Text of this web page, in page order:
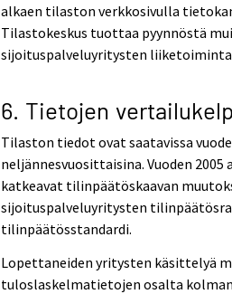
alkaen tilaston verkkosivulla
Tilastokeskus tuottaa pyynnöstä
sijoituspalveluyritysten
6. Tietojen
Tilaston tiedot ovat saatavissa
neljännesvuosittaisina. Vuoden
katkeavat tilinpäätöskaavan
sijoituspalveluyritysten
tilinpäätösstandardi.
Lopettaneiden yritysten käsittelyä
tuloslaskelmatietojen osalta